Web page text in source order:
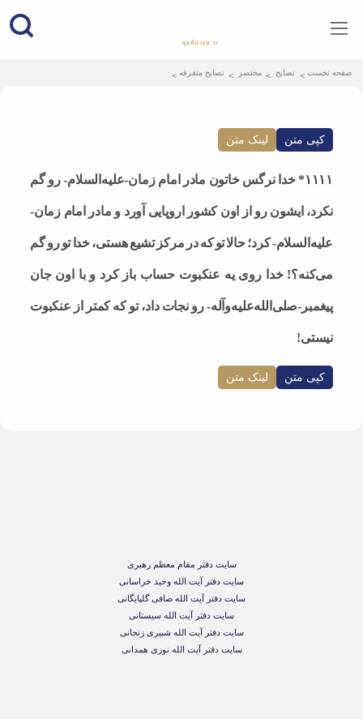
qadiriye.ir
صفحه نخست نصایح مختصر نصایح متفرقه
کپی متن لینک متن
۱۱۱۱* خدا نرگس خاتون مادر امام زمان-علیه‌السلام- رو گم
نکرد، ایشون رو از اون کشور اروپایی آورد و مادر امام زمان-
علیه‌السلام- کرد؛ حالا تو که در مرکز تشیع هستی، خدا تو رو گم
می‌کنه؟! خدا روی یه عنکبوت حساب باز کرد و با اون جان
پیغمبر-صلی‌الله‌علیه‌وآله- رو نجات داد، تو که کمتر از عنکبوت
نیستی!
کپی متن لینک متن
سایت دفتر مقام معظم رهبری
سایت دفتر آیت الله وحید خراسانی
سایت دفتر آیت الله صافی گلپایگانی
سایت دفتر آیت الله سیستانی
سایت دفتر آیت الله شبیری زنجانی
سایت دفتر آیت الله نوری همدانی